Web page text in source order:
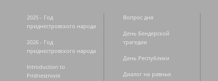
2025 - Год
приднестровского народа
2026 - Год
приднестровского народа
Introduction to
Pridnestrovie
Вопрос дня
День Бендерской
трагедии
День Республики
Диалог на равных